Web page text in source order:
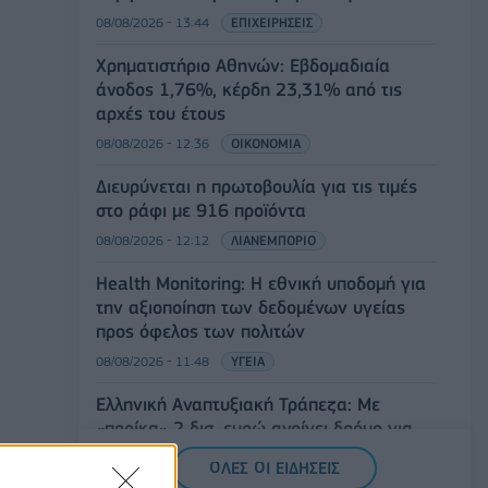
08/08/2026 - 13:44 ΕΠΙΧΕΙΡΗΣΕΙΣ
Χρηματιστήριο Αθηνών: Εβδομαδιαία
άνοδος 1,76%, κέρδη 23,31% από τις
αρχές του έτους
08/08/2026 - 12:36 ΟΙΚΟΝΟΜΙΑ
Διευρύνεται η πρωτοβουλία για τις τιμές
στο ράφι με 916 προϊόντα
08/08/2026 - 12:12 ΛΙΑΝΕΜΠΟΡΙΟ
Health Monitoring: Η εθνική υποδομή για
την αξιοποίηση των δεδομένων υγείας
προς όφελος των πολιτών
08/08/2026 - 11:48 ΥΓΕΙΑ
Ελληνική Αναπτυξιακή Τράπεζα: Με
«προίκα» 2 δισ. ευρώ ανοίγει δρόμο για
δάνεια έως 5 δισ. σε μικρομεσαίες
08/08/2026 - 11:22
ΟΛΕΣ ΟΙ ΕΙΔΗΣΕΙΣ